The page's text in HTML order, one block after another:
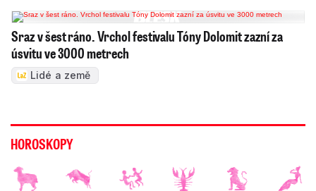
Sraz v šest ráno. Vrchol festivalu Tóny Dolomit zazní za
úsvitu ve 3000 metrech
Lidé a země
HOROSKOPY